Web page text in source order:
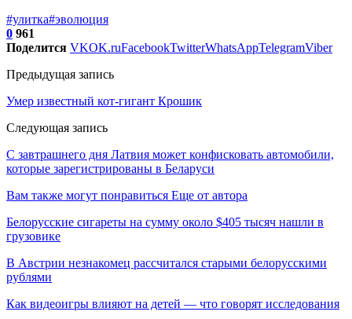
#улитка#эволюция
0 961
Поделится VKOK.ruFacebookTwitterWhatsAppTelegramViber
Предыдущая запись
Умер известный кот-гигант Крошик
Следующая запись
С завтрашнего дня Латвия может конфисковать автомобили,
которые зарегистрированы в Беларуси
Вам также могут понравиться Еще от автора
Белорусские сигареты на сумму около $405 тысяч нашли в
грузовике
В Австрии незнакомец рассчитался старыми белорусскими
рублями
Как видеоигры влияют на детей — что говорят исследования